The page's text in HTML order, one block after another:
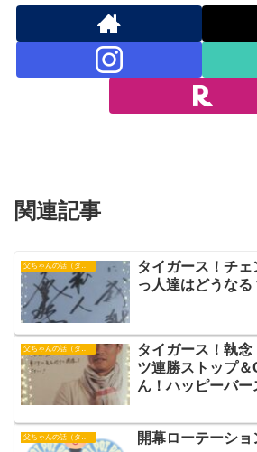
関連記事
父ちゃんの話（タイガース）
タイガース！チ
っ人達はどうなる
父ちゃんの話（タイガース）
タイガース！執
ツ連勝ストップ
ん！ハッピーバー
開幕ローテーショ